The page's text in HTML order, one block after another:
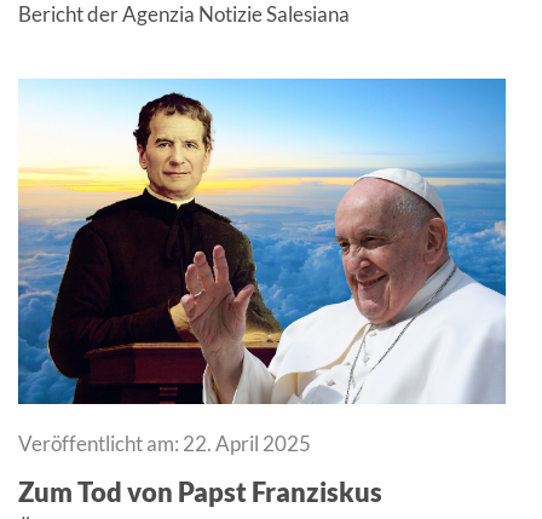
Bericht der Agenzia Notizie Salesiana
Veröffentlicht am: 22. April 2025
Zum Tod von Papst Franziskus